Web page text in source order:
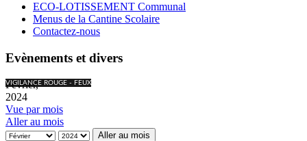
ECO-LOTISSEMENT Communal
Menus de la Cantine Scolaire
Contactez-nous
Evènements et divers
VIGILANCE ROUGE - FEUX
Février,
2024
Vue par mois
Aller au mois
Aller au mois